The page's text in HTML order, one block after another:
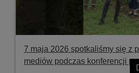
7 maja 2026 spotkaliśmy się z
mediów podczas konferencji